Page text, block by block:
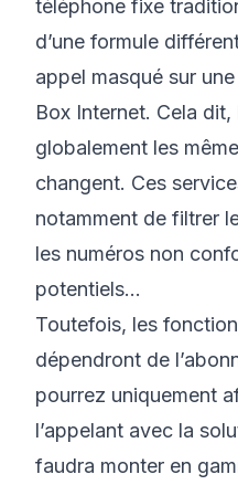
téléphone fixe
d’une formule
appel masqué sur
Box Internet. Cela
globalement les
changent. Ces
notamment de filtrer
les numéros non
potentiels…
Toutefois, les
dépendront de
pourrez uniquement
l’appelant avec la
faudra monter en